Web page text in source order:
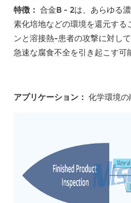
特徴： 合金B - 2は、あらゆる
素化培地などの環境を還元す
ンと溶接熱-患者の攻撃に対し
急速な腐食不全を引き起こす可
アプリケーション： 化学環境の